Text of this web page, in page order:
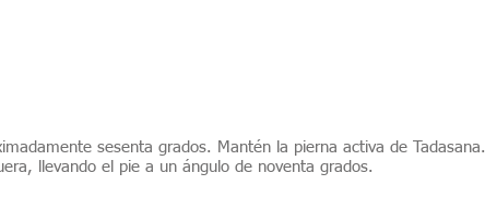
sesenta grados. Mantén la pierna activa de Tadasana.
llevando el pie a un ángulo de noventa grados.